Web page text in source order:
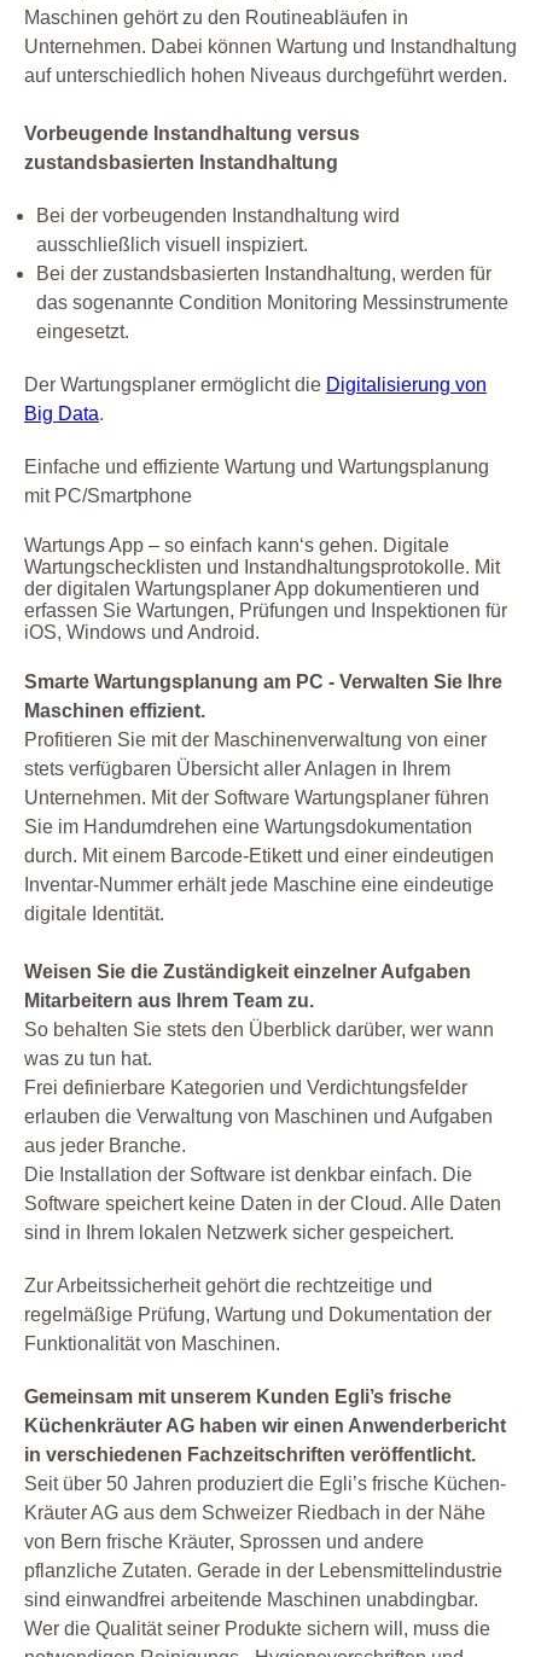
Maschinen gehört zu den Routineabläufen in
Unternehmen. Dabei können Wartung und Instandhaltung
auf unterschiedlich hohen Niveaus durchgeführt werden.
Vorbeugende Instandhaltung versus
zustandsbasierten Instandhaltung
Bei der vorbeugenden Instandhaltung wird
ausschließlich visuell inspiziert.
Bei der zustandsbasierten Instandhaltung, werden für
das sogenannte Condition Monitoring Messinstrumente
eingesetzt.
Der Wartungsplaner ermöglicht die Digitalisierung von
Big Data.
Einfache und effiziente Wartung und Wartungsplanung
mit PC/Smartphone
Wartungs App – so einfach kann‘s gehen. Digitale
Wartungschecklisten und Instandhaltungsprotokolle. Mit
der digitalen Wartungsplaner App dokumentieren und
erfassen Sie Wartungen, Prüfungen und Inspektionen für
iOS, Windows und Android.
Smarte Wartungsplanung am PC - Verwalten Sie Ihre
Maschinen effizient.
Profitieren Sie mit der Maschinenverwaltung von einer
stets verfügbaren Übersicht aller Anlagen in Ihrem
Unternehmen. Mit der Software Wartungsplaner führen
Sie im Handumdrehen eine Wartungsdokumentation
durch. Mit einem Barcode-Etikett und einer eindeutigen
Inventar-Nummer erhält jede Maschine eine eindeutige
digitale Identität.
Weisen Sie die Zuständigkeit einzelner Aufgaben
Mitarbeitern aus Ihrem Team zu.
So behalten Sie stets den Überblick darüber, wer wann
was zu tun hat.
Frei definierbare Kategorien und Verdichtungsfelder
erlauben die Verwaltung von Maschinen und Aufgaben
aus jeder Branche.
Die Installation der Software ist denkbar einfach. Die
Software speichert keine Daten in der Cloud. Alle Daten
sind in Ihrem lokalen Netzwerk sicher gespeichert.
Zur Arbeitssicherheit gehört die rechtzeitige und
regelmäßige Prüfung, Wartung und Dokumentation der
Funktionalität von Maschinen.
Gemeinsam mit unserem Kunden Egli’s frische
Küchenkräuter AG haben wir einen Anwenderbericht
in verschiedenen Fachzeitschriften veröffentlicht.
Seit über 50 Jahren produziert die Egli’s frische Küchen-
Kräuter AG aus dem Schweizer Riedbach in der Nähe
von Bern frische Kräuter, Sprossen und andere
pflanzliche Zutaten. Gerade in der Lebensmittelindustrie
sind einwandfrei arbeitende Maschinen unabdingbar.
Wer die Qualität seiner Produkte sichern will, muss die